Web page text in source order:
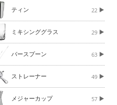
ティン 22
ミキシンググラス 29
バースプーン 63
ストレーナー 49
メジャーカップ 57